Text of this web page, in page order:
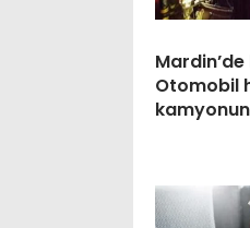
Otomobil